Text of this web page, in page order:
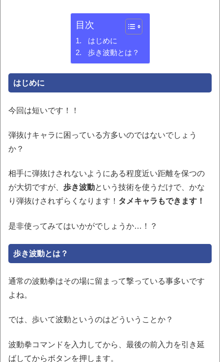
目次
はじめに
歩き波動とは？
はじめに
今回は短いです！！
弾抜けキャラに困っている方多いのではないでしょう
か？
相手に弾抜けされないようにある程度近い距離を保つの
が大切ですが、 歩き波動という技術を使うだけで、かな
り弾抜けされずらくなります！ タメキャラもできます！
是非使ってみてはいかがでしょうか…！？
歩き波動とは？
通常の波動拳はその場に留まって撃っている事多いです
よね。
では、歩いて波動というのはどういうことか？
波動拳コマンドを入力してから、最後の前入力を引き延
ばしてからボタンを押します。